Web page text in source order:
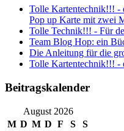
Tolle Kartentechnik!!! -
Pop up Karte mit zwei
Tolle Technik!!! - Für
Team Blog Hop: ein
Die Anleitung für die
Tolle Kartentechnik!!! -
Beitragskalender
August 2026
M D M D F S
S